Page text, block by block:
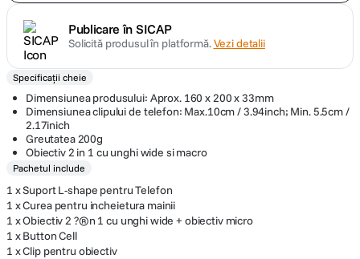
Publicare în SICAP
Solicită produsul în platformă.Vezi detalii
Specificații cheie
Dimensiunea produsului: Aprox. 160 x 200 x 33mm
Dimensiunea clipului de telefon: Max.10cm / 3.94inch; Min. 5.5cm /
2.17inich
Greutatea 200g
Obiectiv 2 in 1 cu unghi wide si macro
Pachetul include
1 x Suport L-shape pentru Telefon
1 x Curea pentru incheietura mainii
1 x Obiectiv 2 ?®n 1 cu unghi wide + obiectiv micro
1 x Button Cell
1 x Clip pentru obiectiv